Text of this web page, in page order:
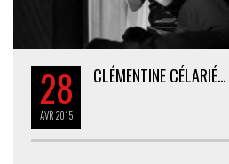
28
AVR2015
CLÉMENTINE